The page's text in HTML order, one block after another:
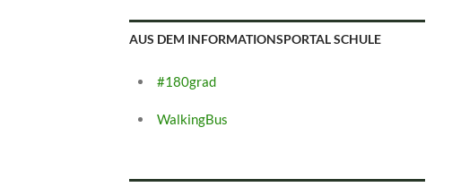
AUS DEM INFORMATIONSPORTAL SCHULE
#180grad
WalkingBus